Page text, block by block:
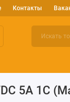
Контакты
5A 1C